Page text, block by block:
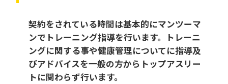
契約をされている時間は基本的にマンツーマ
ンでトレーニング指導を行います。トレーニ
ングに関する事や健康管理についてに指導及
びアドバイスを一般の方からトップアスリー
トに関わらず行います。